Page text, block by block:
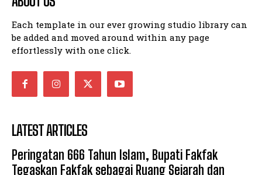
Each template in our ever growing studio library can
be added and moved around within any page
effortlessly with one click.
LATEST ARTICLES
Peringatan 666 Tahun Islam, Bupati Fakfak
Tegaskan Fakfak sebagai Ruang Sejarah dan